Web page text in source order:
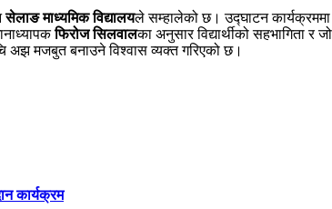
सेलाङ माध्यमिक विद्यालयले सम्हालेको छ। उद्घाटन कार्यक्रममा
फिरोज सिलवालका अनुसार विद्यार्थीको सहभागिता र
अझ मजबुत बनाउने विश्वास व्यक्त गरिएको छ।
कार्यक्रम